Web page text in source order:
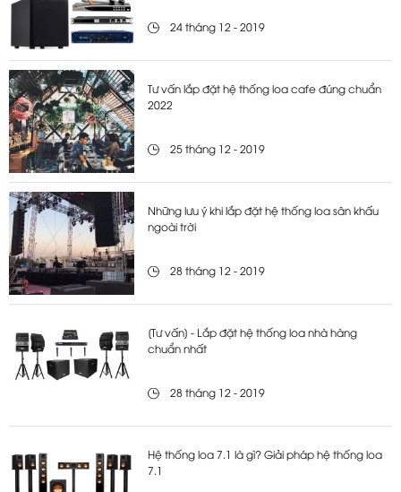
24 tháng 12 - 2019
Tư vấn lắp đặt hệ thống loa cafe đúng chuẩn
2022
25 tháng 12 - 2019
Những lưu ý khi lắp đặt hệ thống loa sân khấu
ngoài trời
28 tháng 12 - 2019
[Tư vấn] - Lắp đặt hệ thống loa nhà hàng
chuẩn nhất
28 tháng 12 - 2019
Hệ thống loa 7.1 là gì? Giải pháp hệ thống loa
7.1